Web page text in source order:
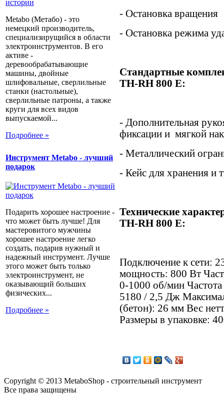
Metabo (Метабо) - это
немецкий производитель,
специализирущийся в области
электроинструментов. В его
активе -
деревообрабатывающие
машины, двойные
шлифовальные, сверлильные
станки (настольные),
сверлильные патроны, а также
круги для всех видов
выпускаемой...
Подробнее »
Инструмент Metabo - лучший
подарок
Подарить хорошее настроение -
что может быть лучше! Для
мастеровитого мужчины
хорошее настроение легко
создать, подарив нужный и
надежный инструмент. Лучше
этого может быть только
электроинструмент, не
оказывающий больших
физических...
Подробнее »
- Остановка вращения
- Остановка режима
Стандартные
TH-RH 800 E:
- Дополнительная
фиксации и мягкой
- Металлический
- Кейс для хранения и
Технические
TH-RH 800 E:
Подключение к сети:
мощность: 800 Вт
0-1000 об/мин
5180 / 2,5 Дж
(бетон): 26 мм Вес
Размеры в упаковке:
Copyright © 2013 MetaboShop - строительный инструмент
Все права защищены